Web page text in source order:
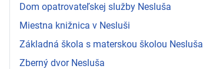
Dom opatrovateľskej služby Nesluša
Miestna knižnica v Nesluši
Základná škola s materskou školou Nesluša
Zberný dvor Nesluša